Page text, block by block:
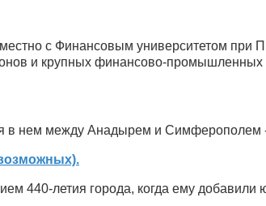
с Финансовым университетом при
и крупных финансово-промышленных
в нем между Анадырем и Симферополем
440-летия города, когда ему добавили